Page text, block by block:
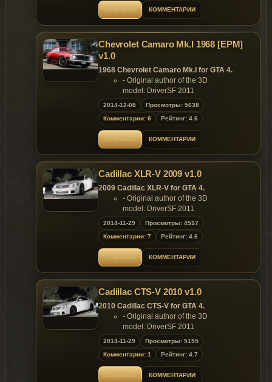
- Model support all features of the
game.
Replaces: any car
КОММЕНТАРИИ
Chevrolet Camaro Mk.I 1968 [EPM]
v1.0
1968 Chevrolet Camaro Mk.I for GTA 4.
- Original author of the 3D
model: DriverSF 2011
- Converted to GTA4 by: Dimon
Features:
- Model support all features of the
game.
Replaces: any car
2014-12-08
Просмотры: 5638
Комментарии: 6
Рейтинг: 4.6
КОММЕНТАРИИ
Cadillac XLR-V 2009 v1.0
2009 Cadillac XLR-V for GTA 4.
- Original author of the 3D
model: DriverSF 2011
- Converted to GTA4 by: Dimon
Features:
- Model support all features of the
game.
Replaces: any car
2014-11-29
Просмотры: 4517
Комментарии: 7
Рейтинг: 4.6
КОММЕНТАРИИ
Cadillac CTS-V 2010 v1.0
2010 Cadillac CTS-V for GTA 4.
- Original author of the 3D
model: DriverSF 2011
- Converted to GTA4 by: Dimon
Features:
- Model support all features of the
game.
Replaces: any car
2014-11-29
Просмотры: 5155
Комментарии: 1
Рейтинг: 4.7
КОММЕНТАРИИ